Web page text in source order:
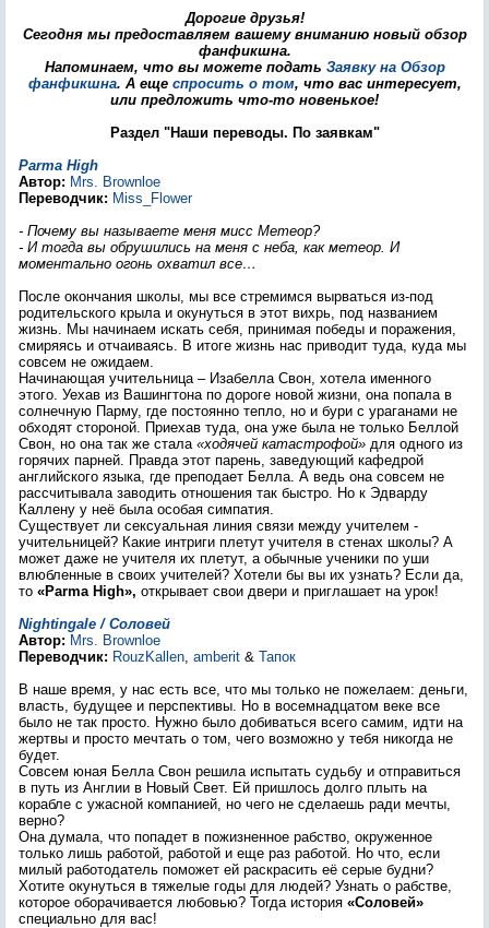
Дорогие друзья!
Сегодня мы предоставляем вашему вниманию новый обзор
фанфикшна.
Напоминаем, что вы можете подать Заявку на Обзор
фанфикшна. А еще спросить о том, что вас интересует,
или предложить что-то новенькое!
Раздел "Наши переводы. По заявкам"
Parma High
Автор: Mrs. Brownloe
Переводчик: Miss_Flower
- Почему вы называете меня мисс Метеор?
- И тогда вы обрушились на меня с неба, как метеор. И
моментально огонь охватил все…
После окончания школы, мы все стремимся вырваться из-под
родительского крыла и окунуться в этот вихрь, под названием
жизнь. Мы начинаем искать себя, принимая победы и поражения,
смиряясь и отчаиваясь. В итоге жизнь нас приводит туда, куда мы
совсем не ожидаем.
Начинающая учительница – Изабелла Свон, хотела именного
этого. Уехав из Вашингтона по дороге новой жизни, она попала в
солнечную Парму, где постоянно тепло, но и бури с ураганами не
обходят стороной. Приехав туда, она уже была не только Беллой
Свон, но она так же стала «ходячей катастрофой» для одного из
горячих парней. Правда этот парень, заведующий кафедрой
английского языка, где преподает Белла. А ведь она совсем не
рассчитывала заводить отношения так быстро. Но к Эдварду
Каллену у неё была особая симпатия.
Существует ли сексуальная линия связи между учителем -
учительницей? Какие интриги плетут учителя в стенах школы? А
может даже не учителя их плетут, а обычные ученики по уши
влюбленные в своих учителей? Хотели бы вы их узнать? Если да,
то «Parma High», открывает свои двери и приглашает на урок!
Nightingale / Соловей
Автор: Mrs. Brownloe
Переводчик: RouzKallen, amberit & Тапок
В наше время, у нас есть все, что мы только не пожелаем: деньги,
власть, будущее и перспективы. Но в восемнадцатом веке все
было не так просто. Нужно было добиваться всего самим, идти на
жертвы и просто мечтать о том, чего возможно у тебя никогда не
будет.
Совсем юная Белла Свон решила испытать судьбу и отправиться
в путь из Англии в Новый Свет. Ей пришлось долго плыть на
корабле с ужасной компанией, но чего не сделаешь ради мечты,
верно?
Она думала, что попадет в пожизненное рабство, окруженное
только лишь работой, работой и еще раз работой. Но что, если
милый работодатель поможет ей раскрасить её серые будни?
Хотите окунуться в тяжелые годы для людей? Узнать о рабстве,
которое оборачивается любовью? Тогда история «Соловей»
специально для вас!